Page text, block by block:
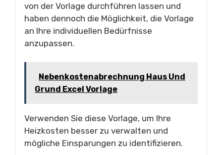
von der Vorlage durchführen lassen und
haben dennoch die Möglichkeit, die Vorlage
an Ihre individuellen Bedürfnisse
anzupassen.
Nebenkostenabrechnung Haus Und
Grund Excel Vorlage
Verwenden Sie diese Vorlage, um Ihre
Heizkosten besser zu verwalten und
mögliche Einsparungen zu identifizieren.